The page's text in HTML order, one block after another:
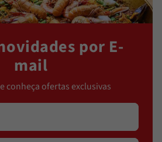
por E-
mail
conheça ofertas exclusivas